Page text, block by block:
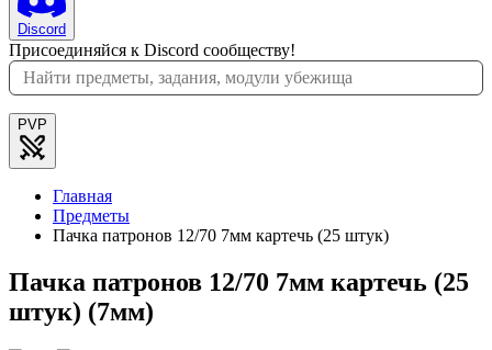
Discord
Присоединяйся к Discord сообществу!
PVP
Главная
Предметы
Пачка патронов 12/70 7мм картечь (25 штук)
Пачка патронов 12/70 7мм картечь (25
штук) (7мм)